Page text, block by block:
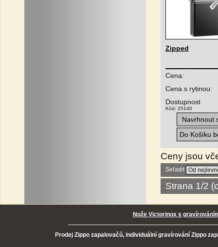
Zipped
Cena:
Cena s rytinou:
Dostupnost
Kód: 25140
Navrhnout
Do Košíku
Ceny jsou
Seřadit
Strana 1/2
Nože Victorinox s
Prodej Zippo zapalovačů, individuální gravírování Zippo